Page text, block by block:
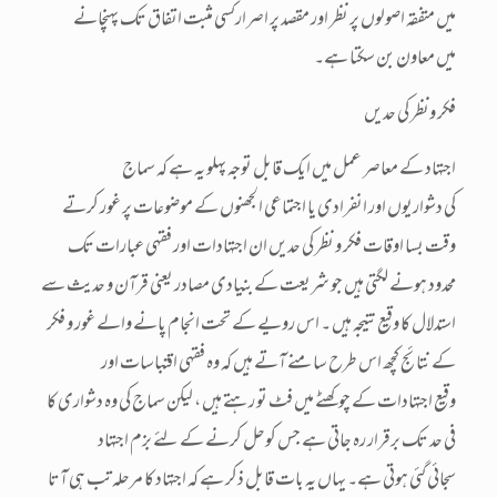
میں متفقہ اصولوں پر نظر اور مقصد پر اصرارکسی مثبت اتفاق تک پہنچانے
میں معاون بن سکتا ہے۔
فکر ونظر کی حدیں
اجتہاد کے معاصر عمل میں ایک قابل توجہ پہلو یہ ہے کہ سماج
کی دشواریوں اور انفرادی یا اجتماعی الجھنوں کے موضوعات پر غور کرتے
وقت بسا اوقات فکر و نظر کی حدیں ان اجتہادات اور فقہی عبارات تک
محدود ہونے لگتی ہیں جو شریعت کے بنیادی مصادر یعنی قرآن و حدیث سے
استدلال کا وقیع نتیجہ ہیں ۔ اس رویے کے تحت انجام پانے والے غور و فکر
کے نتائج کچھ اس طرح سامنے آتے ہیں کہ وہ فقہی اقتباسات اور
وقیع اجتہادات کے چوکھٹے میں فٹ تو رہتے ہیں ، لیکن سماج کی وہ دشواری کا
فی حد تک برقرار رہ جاتی ہے جس کوحل کرنے کے لئے بزم اجتہاد
سجائی گئی ہوتی ہے۔ یہاں یہ بات قابل ذکر ہے کہ اجتہاد کا مرحلہ تب ہی آتا